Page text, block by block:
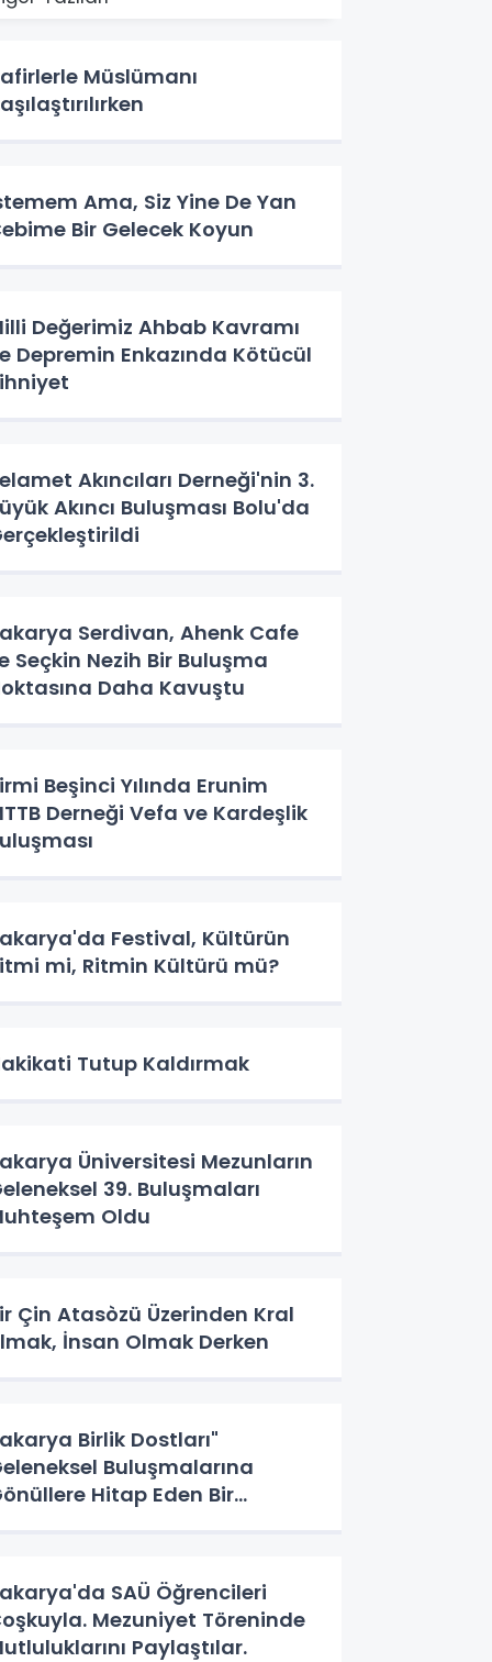
Müslümanı
Ama, Siz Yine De Yan
Bir Gelecek Koyun
Değerimiz Ahbab Kavramı
Depremin Enkazında Kötücül
Akıncıları Derneği'nin 3.
Akıncı Buluşması Bolu'da
Serdivan, Ahenk Cafe
Seçkin Nezih Bir Buluşma
Daha Kavuştu
Beşinci Yılında Erunim
Derneği Vefa ve Kardeşlik
Festival, Kültürün
mi, Ritmin Kültürü mü?
Tutup Kaldırmak
Üniversitesi Mezunların
39. Buluşmaları
Oldu
Çin Atasòzü Üzerinden Kral
İnsan Olmak Derken
Birlik Dostları"
Buluşmalarına
Hitap Eden Bir
SAÜ Öğrencileri
Mezuniyet Töreninde
Paylaştılar.